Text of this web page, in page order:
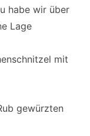
habe wir über
Lage
mit